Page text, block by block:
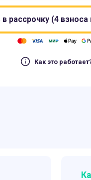
в рассрочку (4 взноса
Как это